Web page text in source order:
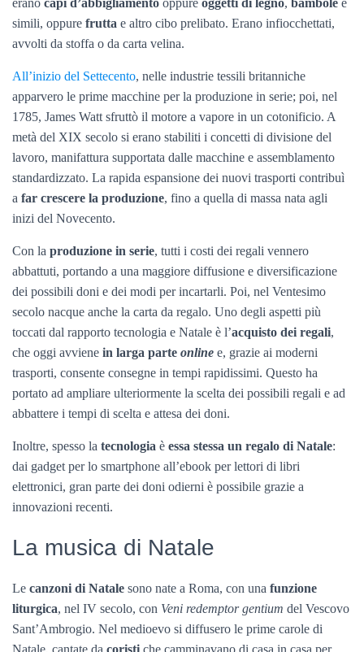
erano capi d’abbigliamento oppure oggetti di legno, bambole e
simili, oppure frutta e altro cibo prelibato. Erano infiocchettati,
avvolti da stoffa o da carta velina.
All’inizio del Settecento, nelle industrie tessili britanniche
apparvero le prime macchine per la produzione in serie; poi, nel
1785, James Watt sfruttò il motore a vapore in un cotonificio. A
metà del XIX secolo si erano stabiliti i concetti di divisione del
lavoro, manifattura supportata dalle macchine e assemblamento
standardizzato. La rapida espansione dei nuovi trasporti contribuì
a far crescere la produzione, fino a quella di massa nata agli
inizi del Novecento.
Con la produzione in serie, tutti i costi dei regali vennero
abbattuti, portando a una maggiore diffusione e diversificazione
dei possibili doni e dei modi per incartarli. Poi, nel Ventesimo
secolo nacque anche la carta da regalo. Uno degli aspetti più
toccati dal rapporto tecnologia e Natale è l’acquisto dei regali,
che oggi avviene in larga parte online e, grazie ai moderni
trasporti, consente consegne in tempi rapidissimi. Questo ha
portato ad ampliare ulteriormente la scelta dei possibili regali e ad
abbattere i tempi di scelta e attesa dei doni.
Inoltre, spesso la tecnologia è essa stessa un regalo di Natale:
dai gadget per lo smartphone all’ebook per lettori di libri
elettronici, gran parte dei doni odierni è possibile grazie a
innovazioni recenti.
La musica di Natale
Le canzoni di Natale sono nate a Roma, con una funzione
liturgica, nel IV secolo, con Veni redemptor gentium del Vescovo
Sant’Ambrogio. Nel medioevo si diffusero le prime carole di
Natale, cantate da coristi che camminavano di casa in casa per